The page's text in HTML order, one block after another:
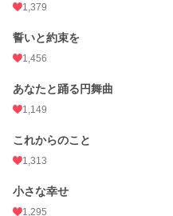
1,379
誓いと約束を
1,456
あなたと踊る円舞曲
1,149
これからのこと
1,313
小さな幸せ
1,295